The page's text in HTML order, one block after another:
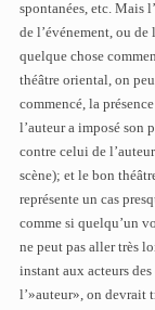
spontanées, etc. Mais
de l’événement, ou
quelque chose
théâtre oriental, on
commencé, la
l’auteur a imposé son
contre celui de
scène); et le bon
représente un cas
comme si quelqu’un
ne peut pas aller très
instant aux acteurs
l’»auteur», on devrait